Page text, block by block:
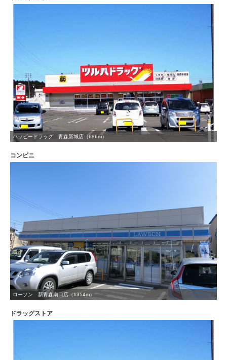
ハッピードラッグ 青森新城店（686m）
コンビニ
ローソン 新青森南口店（1354m）
ドラッグストア